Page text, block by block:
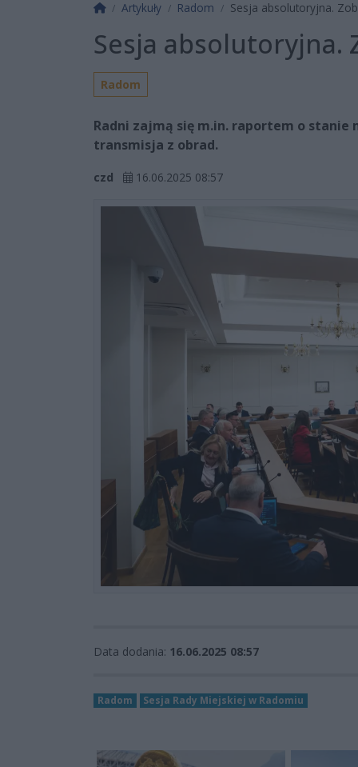
Strona główna
Artykuły Radom Sesja absolutoryjna.
Sesja absolutoryjna.
Radom
Radni zajmą się m.in. raportem o
transmisja z obrad.
czd 16.06.2025 08:57
Data dodania: 16.06.2025 08:57
Radom Sesja Rady Miejskiej w Radomiu